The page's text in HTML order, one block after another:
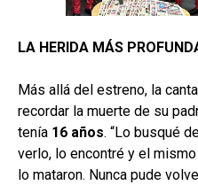
LA HERIDA MÁS
Más allá del estreno, la
recordar la muerte de su
tenía 16 años. “Lo busqué
verlo, lo encontré y el
lo mataron. Nunca pude